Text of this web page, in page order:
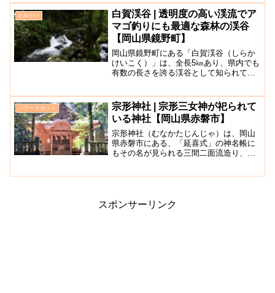
切った後の景色は瀬戸内海と瀬戸大橋が
一望でき本当に格別な光景で...
お出かけ
白賀渓谷 | 透明度の高い渓流でア
マゴ釣りにも最適な森林の渓谷
【岡山県鏡野町】
岡山県鏡野町にある「白賀渓谷（しらか
けいこく）」は、全長5㎞あり、県内でも
有数の長さを誇る渓谷として知られてい
高い岡山県内有数の美しい水が流れ、新
緑や紅葉など美しい木々...
パワースポット
宗形神社 | 宗形三女神が祀られて
いる神社【岡山県赤磐市】
宗形神社（むなかたじんじゃ）は、岡山
県赤磐市にある、「延喜式」の神名帳に
もその名が見られる三間二面流造り、絵
スポンサーリンク